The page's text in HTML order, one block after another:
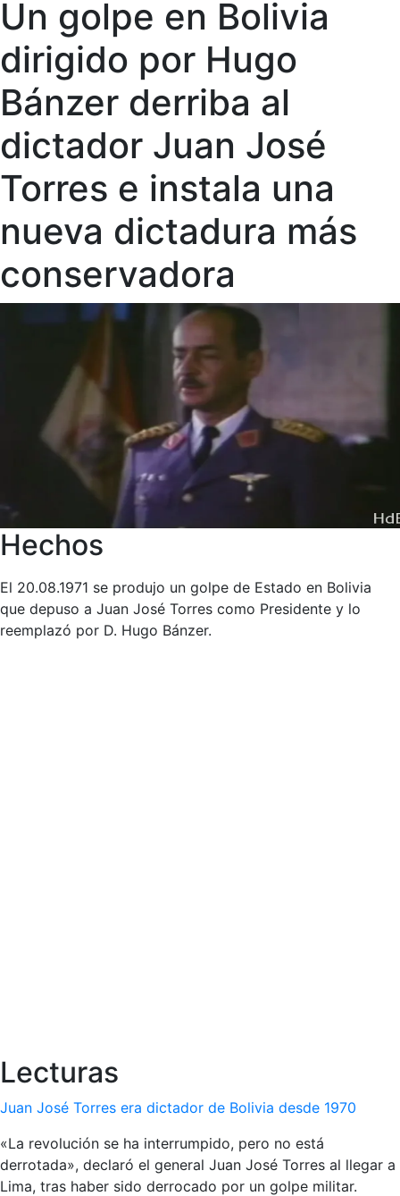
Un golpe en Bolivia
dirigido por Hugo
Bánzer derriba al
dictador Juan José
Torres e instala una
nueva dictadura más
conservadora
Hechos
El 20.08.1971 se produjo un golpe de Estado en Bolivia
que depuso a Juan José Torres como Presidente y lo
reemplazó por D. Hugo Bánzer.
Lecturas
Juan José Torres era dictador de Bolivia desde 1970
«La revolución se ha interrumpido, pero no está
derrotada», declaró el general Juan José Torres al llegar a
Lima, tras haber sido derrocado por un golpe militar.